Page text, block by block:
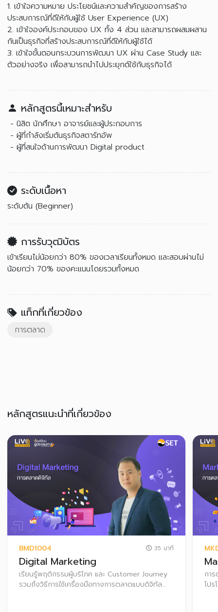
1. เข้าใจความหมาย ประโยชน์และความสำคัญของการสร้าง
ประสบการณ์ที่ดีให้กับผู้ใช้ User Experience (UX)
2. เข้าใจองค์ประกอบของ UX ทั้ง 4 ส่วน และสามารถผสมผสาน
กันเป็นธุรกิจที่สร้างประสบการณ์ที่ดีให้กับผู้ใช้ได้
3. เข้าใจขั้นตอนกระบวนการพัฒนา UX ผ่าน Case Study และ
ตัวอย่างจริง เพื่อสามารถนำไปประยุกต์ใช้กับธุรกิจได้
หลักสูตรนี้เหมาะสำหรับ
- นิสิต นักศึกษา อาจารย์และผู้ประกอบการ
- ผู้ที่กำลังเริ่มต้นธุรกิจสตาร์ทอัพ
- ผู้ที่สนใจด้านการพัฒนา Digital product
ระดับเนื้อหา
ระดับต้น (Beginner)
การรับวุฒิบัตร
เข้าเรียนไม่น้อยกว่า 80% ของเวลาเรียนทั้งหมด และสอบผ่านไม่
น้อยกว่า 70% ของคะแนนโดยรวมทั้งหมด
แท็กที่เกี่ยวข้อง
การตลาด
หลักสูตรแนะนำที่เกี่ยวข้อง
BMD1004 35 นาที
Digital Marketing
เรียนรู้พฤติกรรมผู้บริโภค และ Customer Journey
รวมถึงวิธีการใช้เครื่องมือทางการตลาดแบบดิจิทัล
การ
โป